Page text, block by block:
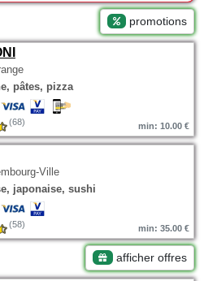
promotions
pâtes, pizza
(68) min: 10.00 €
Ville
japonaise, sushi
(58) min: 35.00 €
afficher offres